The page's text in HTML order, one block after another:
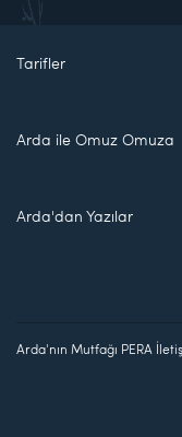
Tarifler
Arda ile Omuz Omuza
Arda'dan Yazılar
Arda'nın Mutfağı PERA